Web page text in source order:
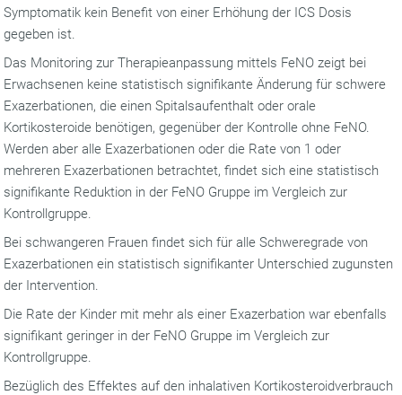
Symptomatik kein Benefit von einer Erhöhung der ICS Dosis
gegeben ist.
Das Monitoring zur Therapieanpassung mittels FeNO zeigt bei
Erwachsenen keine statistisch signifikante Änderung für schwere
Exazerbationen, die einen Spitalsaufenthalt oder orale
Kortikosteroide benötigen, gegenüber der Kontrolle ohne FeNO.
Werden aber alle Exazerbationen oder die Rate von 1 oder
mehreren Exazerbationen betrachtet, findet sich eine statistisch
signifikante Reduktion in der FeNO Gruppe im Vergleich zur
Kontrollgruppe.
Bei schwangeren Frauen findet sich für alle Schweregrade von
Exazerbationen ein statistisch signifikanter Unterschied zugunsten
der Intervention.
Die Rate der Kinder mit mehr als einer Exazerbation war ebenfalls
signifikant geringer in der FeNO Gruppe im Vergleich zur
Kontrollgruppe.
Bezüglich des Effektes auf den inhalativen Kortikosteroidverbrauch